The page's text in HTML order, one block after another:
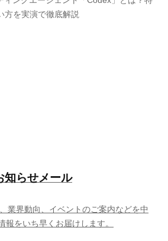
方を実演で徹底解説
知らせメール
業界動向、イベントのご案内などを中
報をいち早くお届けします。